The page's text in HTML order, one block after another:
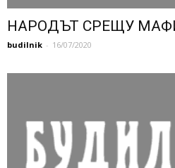
НАРОДЪТ СРЕЩУ
budilnik - 16/07/2020